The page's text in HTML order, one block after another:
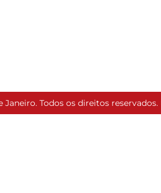
Todos os direitos